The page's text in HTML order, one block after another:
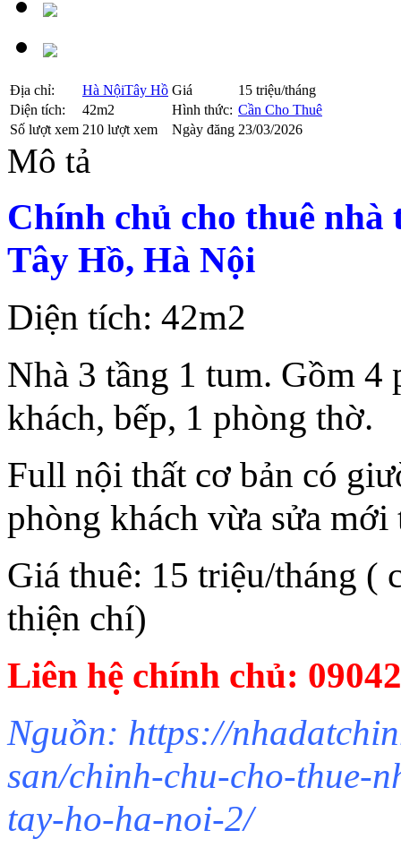
Địa chỉ: Hà NộiTây Hồ Giá
15 triệu/tháng
Diện tích:
42m2 Hình thức: Cần Cho Thuê
Số lượt xem 210 lượt xem Ngày đăng 23/03/2026
Mô tả
Chính chủ cho thuê
Tây Hồ, Hà Nội
Diện tích: 42m2
Nhà 3 tầng 1 tum. Gồm 4
khách, bếp, 1 phòng thờ.
Full nội thất cơ bản có
phòng khách vừa sửa mới
Giá thuê: 15 triệu/tháng (
thiện chí)
Liên hệ chính chủ:
Nguồn: https://
san/chinh-chu-cho-thue-
tay-ho-ha-noi-2/